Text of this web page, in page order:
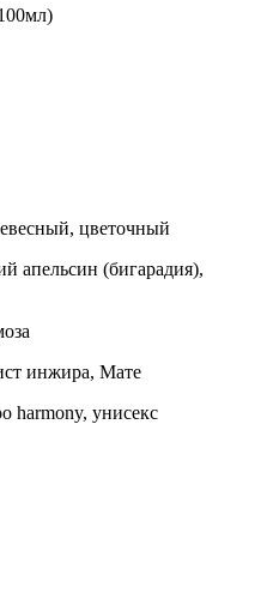
цветочный
апельсин (бигарадия),
инжира, Мате
harmony, унисекс